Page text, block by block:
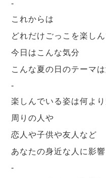
-
これからは
どれだけごっこを楽し
今日はこんな気分
こんな夏の日のテーマは
-
楽しんでいる姿は何よ
周りの人や
恋人や子供や友人など
あなたの身近な人に影
-